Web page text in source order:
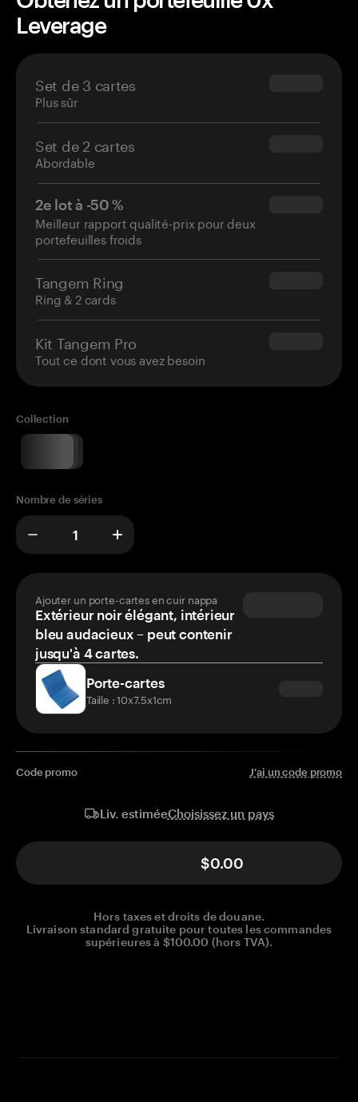
Leverage
Set de 3 cartes
Plus sûr
$69.90
Set de 2 cartes
Abordable
$54.90
2e lot à -50 %
Meilleur rapport qualité-prix pour deux
portefeuilles froids
$34.95
Tangem Ring
Ring & 2 cards
$160.00
Kit Tangem Pro
Tout ce dont vous avez besoin
$180.00
Collection
Nombre de séries
Ajouter un porte-cartes en cuir nappa
Extérieur noir élégant, intérieur
bleu audacieux – peut contenir
jusqu'à 4 cartes.
Porte-cartes
Taille : 10x7.5x1cm
Code promo J'ai un code promo
Liv. estiméeChoisissez un pays
$0.00
Hors taxes et droits de douane.
Livraison standard gratuite pour toutes les commandes
supérieures à $100.00 (hors TVA).